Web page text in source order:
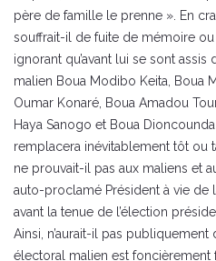
père de famille le prenne ». En
souffrait-il de fuite de mémoire ou
ignorant qu’avant lui se sont
malien Boua Modibo Keita, Boua
Oumar Konaré, Boua Amadou
Haya Sanogo et Boua
remplacera inévitablement tôt ou
ne prouvait-il pas aux maliens et
auto-proclamé Président à vie de
avant la tenue de l’élection
Ainsi, n’aurait-il pas
électoral malien est foncièrement